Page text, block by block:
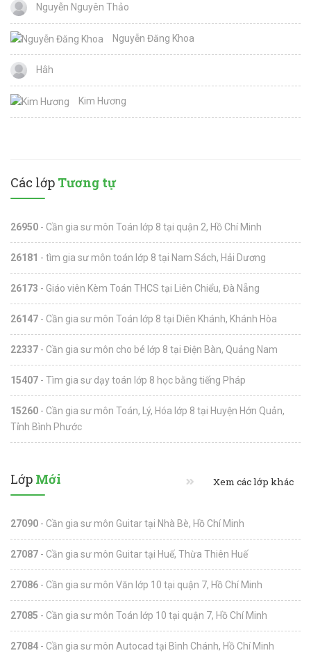
Nguyễn Nguyên Thảo
Nguyễn Đăng Khoa
Hâh
Kim Hương
Các lớp Tương tự
26950 - Cần gia sư môn Toán lớp 8 tại quận 2, Hồ Chí Minh
26181 - tìm gia sư môn toán lớp 8 tại Nam Sách, Hải Dương
26173 - Giáo viên Kèm Toán THCS tại Liên Chiểu, Đà Nẵng
26147 - Cần gia sư môn Toán lớp 8 tại Diên Khánh, Khánh Hòa
22337 - Cần gia sư môn cho bé lớp 8 tại Điện Bàn, Quảng Nam
15407 - Tìm gia sư dạy toán lớp 8 học bằng tiếng Pháp
15260 - Cần gia sư môn Toán, Lý, Hóa lớp 8 tại Huyện Hớn Quản,
Tỉnh Bình Phước
Lớp Mới Xem các lớp khác
27090 - Cần gia sư môn Guitar tại Nhà Bè, Hồ Chí Minh
27087 - Cần gia sư môn Guitar tại Huế, Thừa Thiên Huế
27086 - Cần gia sư môn Văn lớp 10 tại quận 7, Hồ Chí Minh
27085 - Cần gia sư môn Toán lớp 10 tại quận 7, Hồ Chí Minh
27084 - Cần gia sư môn Autocad tại Bình Chánh, Hồ Chí Minh